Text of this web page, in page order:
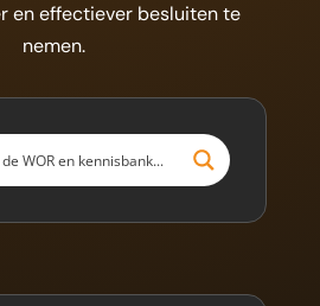
en effectiever besluiten te
nemen.